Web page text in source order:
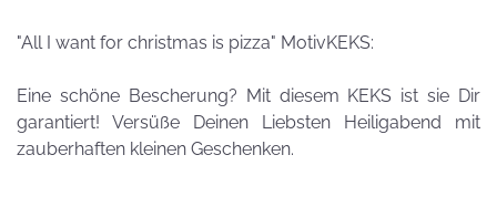
"All I want for christmas is pizza" MotivKEKS:
Eine schöne Bescherung? Mit diesem KEKS ist sie Dir
garantiert! Versüße Deinen Liebsten Heiligabend mit
zauberhaften kleinen Geschenken.